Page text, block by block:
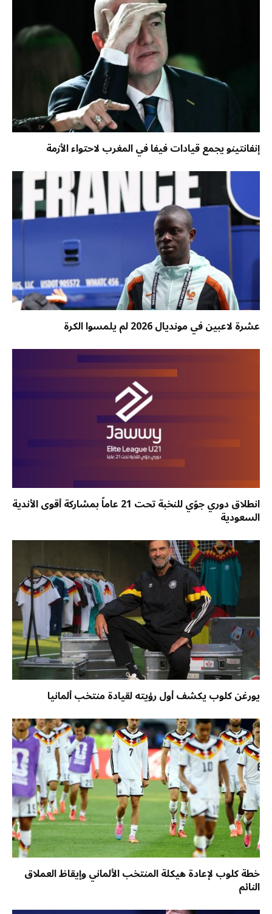
إنفانتينو يجمع قيادات فيفا في المغرب لاحتواء الأزمة
عشرة لاعبين في مونديال 2026 لم يلمسوا الكرة
انطلاق دوري جوّي للنخبة تحت 21 عاماً بمشاركة أقوى الأندية
السعودية
يورغن كلوب يكشف أول رؤيته لقيادة منتخب ألمانيا
خطة كلوب لإعادة هيكلة المنتخب الألماني وإيقاظ العملاق
النائم